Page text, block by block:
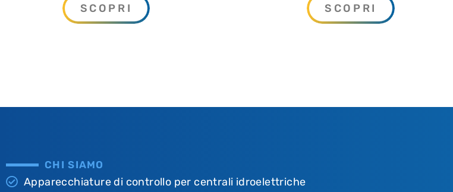
SCOPRI SCOPRI
CHI SIAMO
Apparecchiature di controllo per centrali idroelettriche